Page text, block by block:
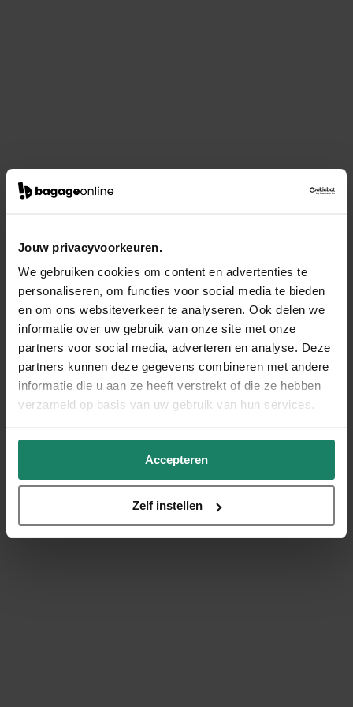
Jouw privacyvoorkeuren.
We gebruiken cookies om content en advertenties te
personaliseren, om functies voor social media te bieden
en om ons websiteverkeer te analyseren. Ook delen we
informatie over uw gebruik van onze site met onze
partners voor social media, adverteren en analyse. Deze
partners kunnen deze gegevens combineren met andere
informatie die u aan ze heeft verstrekt of die ze hebben
verzameld op basis van uw gebruik van hun services.
Accepteren
Zelf instellen